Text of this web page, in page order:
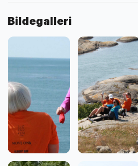
Bildegalleri